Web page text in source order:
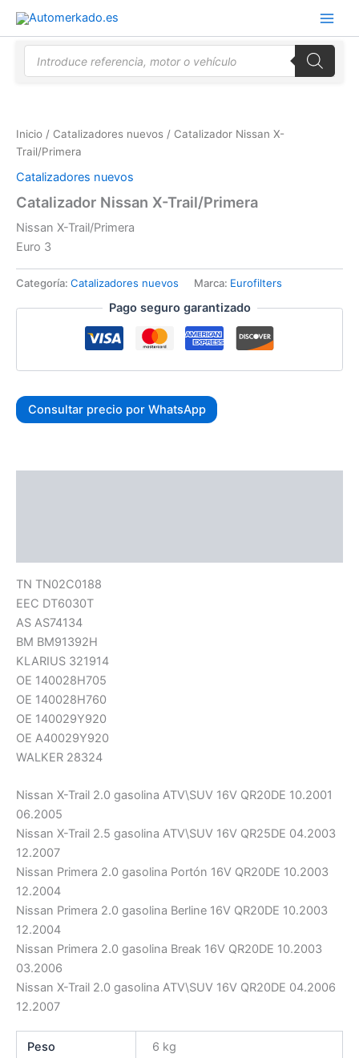
contenido
Búsqueda
Inicio / Catalizadores nuevos / Catalizador Nissan X-
Trail/Primera
Catalizadores nuevos
Catalizador Nissan X-Trail/Primera
Nissan X-Trail/Primera
Euro 3
Categoría: Catalizadores nuevos Marca: Eurofilters
Pago seguro garantizado
Consultar precio por WhatsApp
TN TN02C0188
EEC DT6030T
AS AS74134
BM BM91392H
KLARIUS 321914
OE 140028H705
OE 140028H760
OE 140029Y920
OE A40029Y920
WALKER 28324
Nissan X-Trail 2.0 gasolina ATV\SUV 16V QR20DE 10.2001
06.2005
Nissan X-Trail 2.5 gasolina ATV\SUV 16V QR25DE 04.2003
12.2007
Nissan Primera 2.0 gasolina Portón 16V QR20DE 10.2003
12.2004
Nissan Primera 2.0 gasolina Berline 16V QR20DE 10.2003
12.2004
Nissan Primera 2.0 gasolina Break 16V QR20DE 10.2003
03.2006
Nissan X-Trail 2.0 gasolina ATV\SUV 16V QR20DE 04.2006
12.2007
Peso 6 kg